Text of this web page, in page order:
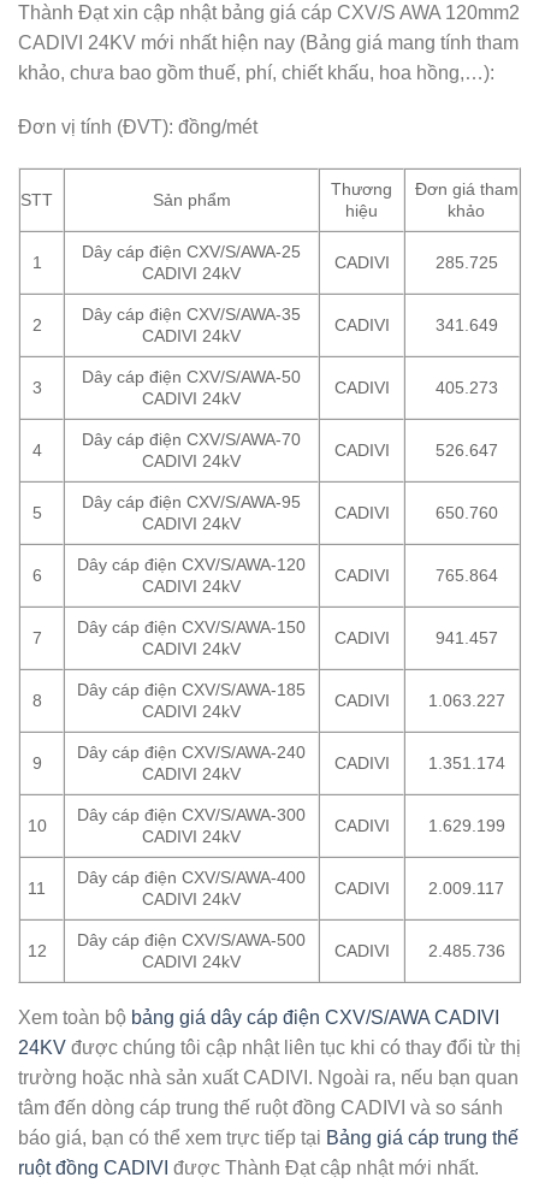
Thành Đạt xin cập nhật bảng giá cáp CXV/S AWA 120mm2
CADIVI 24KV mới nhất hiện nay (Bảng giá mang tính tham
khảo, chưa bao gồm thuế, phí, chiết khấu, hoa hồng,…):
Đơn vị tính (ĐVT): đồng/mét
STT Sản phẩm
Thương
hiệu
Đơn giá tham
khảo
1
Dây cáp điện CXV/S/AWA-25
CADIVI 24kV
CADIVI 285.725
2
Dây cáp điện CXV/S/AWA-35
CADIVI 24kV
CADIVI 341.649
3
Dây cáp điện CXV/S/AWA-50
CADIVI 24kV
CADIVI 405.273
4
Dây cáp điện CXV/S/AWA-70
CADIVI 24kV
CADIVI 526.647
5
Dây cáp điện CXV/S/AWA-95
CADIVI 24kV
CADIVI 650.760
6
Dây cáp điện CXV/S/AWA-120
CADIVI 24kV
CADIVI 765.864
7
Dây cáp điện CXV/S/AWA-150
CADIVI 24kV
CADIVI 941.457
8
Dây cáp điện CXV/S/AWA-185
CADIVI 24kV
CADIVI 1.063.227
9
Dây cáp điện CXV/S/AWA-240
CADIVI 24kV
CADIVI 1.351.174
10
Dây cáp điện CXV/S/AWA-300
CADIVI 24kV
CADIVI 1.629.199
11
Dây cáp điện CXV/S/AWA-400
CADIVI 24kV
CADIVI 2.009.117
12
Dây cáp điện CXV/S/AWA-500
CADIVI 24kV
CADIVI 2.485.736
Xem toàn bộ bảng giá dây cáp điện CXV/S/AWA CADIVI
24KV được chúng tôi cập nhật liên tục khi có thay đổi từ thị
trường hoặc nhà sản xuất CADIVI. Ngoài ra, nếu bạn quan
tâm đến dòng cáp trung thế ruột đồng CADIVI và so sánh
báo giá, bạn có thể xem trực tiếp tại Bảng giá cáp trung thế
ruột đồng CADIVI được Thành Đạt cập nhật mới nhất.